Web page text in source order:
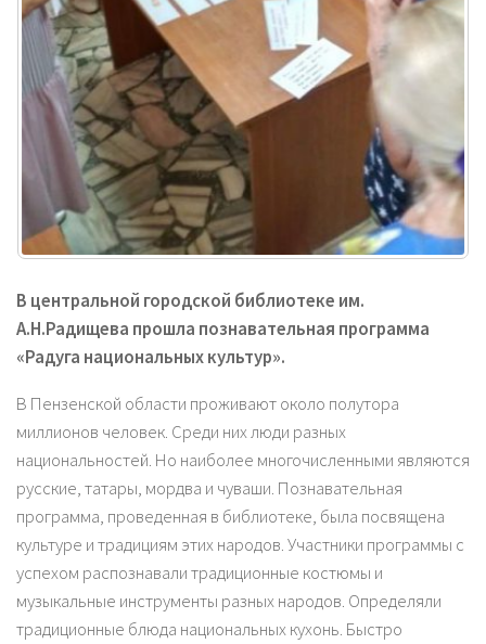
В центральной городской библиотеке им.
А.Н.Радищева прошла познавательная программа
«Радуга национальных культур».
В Пензенской области проживают около полутора
миллионов человек. Среди них люди разных
национальностей. Но наиболее многочисленными являются
русские, татары, мордва и чуваши. Познавательная
программа, проведенная в библиотеке, была посвящена
культуре и традициям этих народов. Участники программы с
успехом распознавали традиционные костюмы и
музыкальные инструменты разных народов. Определяли
традиционные блюда национальных кухонь. Быстро